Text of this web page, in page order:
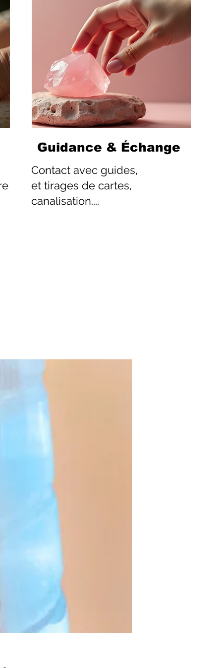
Contact avec guides,
et tirages de cartes,
canalisation....
Guidance & Échange